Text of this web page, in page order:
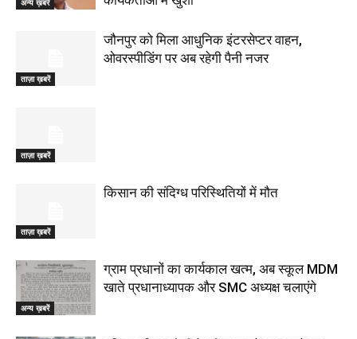
ताज़ा ख़बरें
जौनपुर को मिला आधुनिक इंटरसेप्टर वाहन,
ओवरस्पीडिंग पर अब रहेगी पैनी नजर
ताज़ा ख़बरें
ताज़ा ख़बरें
किसान की संदिग्ध परिस्थितियों में मौत
अन्य ख़बरें
ग्राम प्रधानों का कार्यकाल खत्म, अब स्कूल MDM
खाते प्रधानाध्यापक और SMC अध्यक्ष चलाएंगे